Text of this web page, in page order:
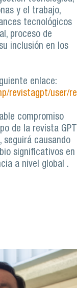
y el trabajo,
tecnológicos
proceso de
inclusión en los
enlace:
revistagpt/user/
compromiso
de la revista GPT
seguirá causando
significativos en
a nivel global .